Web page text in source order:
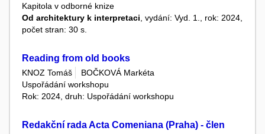
Kapitola v odborné knize
Od architektury k interpretaci , vydání: Vyd. 1., rok: 2024,
počet stran: 30 s.
Reading from old books
KNOZ Tomáš
BOČKOVÁ Markéta
Uspořádání workshopu
Rok: 2024, druh: Uspořádání workshopu
Redakční rada Acta Comeniana (Praha) - člen